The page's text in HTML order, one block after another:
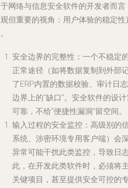
网络与信息安全软件的开发者而
但重要的视角： 用户体验的稳定
。
安全边界的完整性 ：一个不稳定
正常途径（如将数据复制到外部
了ERP内置的数据校验、审计日
边界上的“缺口”。安全软件的设
可靠，不给“便捷性漏洞”留空间。
输入过程的安全监控 ：高级别的
系统、涉密环境专用客户端）会
异常可能干扰此类监控，导致日
此，在开发此类软件时，必须将
关键项目，甚至提供安全可控的